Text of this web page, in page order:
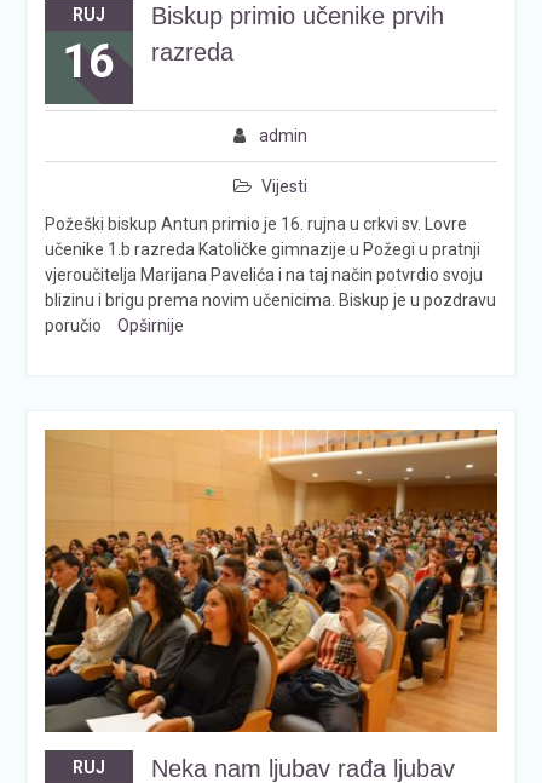
RUJ
16
Biskup primio učenike prvih
razreda
admin
Vijesti
Požeški biskup Antun primio je 16. rujna u crkvi sv. Lovre
učenike 1.b razreda Katoličke gimnazije u Požegi u pratnji
vjeroučitelja Marijana Pavelića i na taj način potvrdio svoju
blizinu i brigu prema novim učenicima. Biskup je u pozdravu
poručio
Opširnije
RUJ Neka nam ljubav rađa ljubav